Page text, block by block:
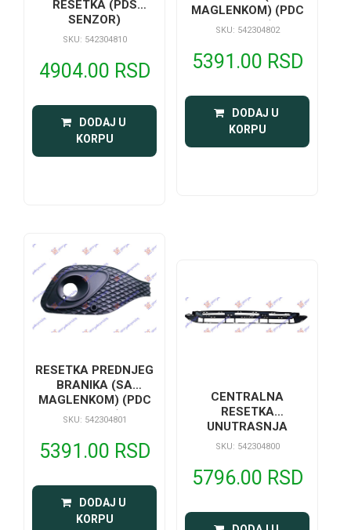
RESETKA (PDS
SENZOR)
SKU: 542304810
4904.00 RSD
DODAJ U
KORPU
MAGLENKOM) (PDC
SENZOR)
SKU: 542304802
5391.00 RSD
DODAJ U
KORPU
RESETKA PREDNJEG
BRANIKA (SA
MAGLENKOM) (PDC
SENZOR)
SKU: 542304801
5391.00 RSD
DODAJ U
KORPU
CENTRALNA
RESETKA
UNUTRASNJA
SKU: 542304800
5796.00 RSD